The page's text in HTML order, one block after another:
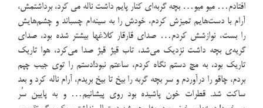
افتادم… میو ميو… بچه گربه‌ای کنار پایم داشت ناله می کرد، برداشتمش،
آرام با دست‌هایم تمیزش کردم، خودش را به سینه‌ام چسباند و چشم‌هایش
را بست، نوازشش کردم… صدای قارقار کلاغها بیشتر شده بود، صدای
گریه‌ی بچه داشت نزدیک می‌شد، تاب قیژ قیژ صدا می‌کرد، هوا تاریک
تاریک بود، به مچ دستم نگاه کردم، ساعتم نبود!دستم را توی جیب چپم
بردم، چاقو را درآوردم و سر بچه گربه را بیخ تا بیخ بریدم، آرام ناله کرد و بعد
ساکت شد. قطرات خون پاشیده بود روی پیشانیم… و به پایین سُر